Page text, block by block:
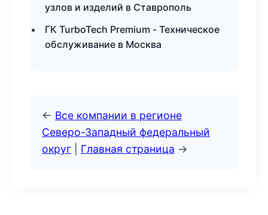
узлов и изделий в Ставрополь
ГК TurboTech Premium - Техническое
обслуживание в Москва
← Все компании в регионе
Северо-Западный федеральный
округ
Главная страница →